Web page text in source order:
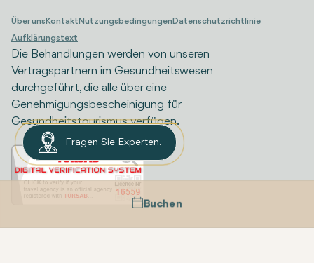
Buchen
Über uns Kontakt Nutzungsbedingungen Datenschutzrichtlinie
Aufklärungstext
Die Behandlungen werden von unseren
Vertragspartnern im Gesundheitswesen
durchgeführt, die alle über eine
Genehmigungsbescheinigung für
Gesundheitstourismus verfügen.
Fragen Sie Experten.